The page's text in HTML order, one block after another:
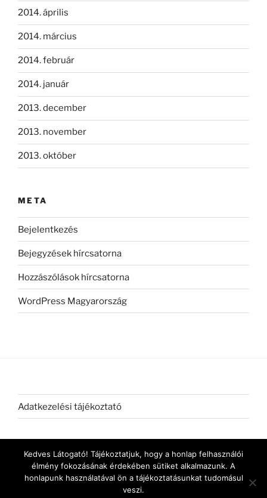
2014. április
2014. március
2014. február
2014. január
2013. december
2013. november
2013. október
META
Bejelentkezés
Bejegyzések hírcsatorna
Hozzászólások hírcsatorna
WordPress Magyarország
Adatkezelési tájékoztató
Kedves Látogató! Tájékoztatjuk, hogy a honlap felhasználói
élmény fokozásának érdekében sütiket alkalmazunk. A
honlapunk használatával ön a tájékoztatásunkat tudomásul
veszi.